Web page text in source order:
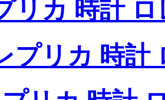
リカ 時計
プリカ 時計